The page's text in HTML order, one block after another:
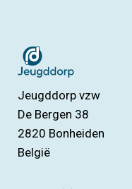
Jeugddorp vzw
De Bergen 38
2820 Bonheiden
België